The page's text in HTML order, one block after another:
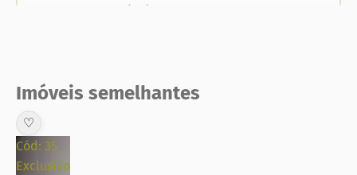
(21) 99737-1912
Imóveis semelhantes
♡
Cód: 35
Exclusivo